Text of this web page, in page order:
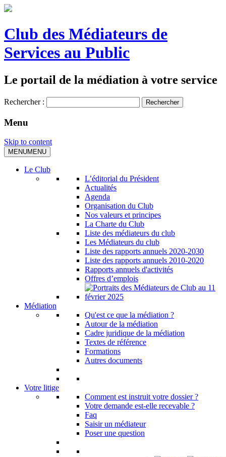
Club des Médiateurs de
Services au Public
Le portail de la médiation à votre service
Rechercher :
Menu
Skip to content
MENUMENU
Le Club
L’éditorial du Président
Actualités
Agenda
Organisation du Club
Nos valeurs et principes
La Charte du Club
Liste des médiateurs du club
Les Médiateurs du club
Liste des rapports annuels 2020-2030
Liste des rapports annuels 2010-2020
Rapports annuels d'activités
Offres d’emplois
Médiation
Qu'est ce que la médiation ?
Autour de la médiation
Cadre juridique de la médiation
Textes de référence
Formations
Autres documents
Votre litige
Comment est instruit votre dossier ?
Votre demande est-elle recevable ?
Faq
Saisir un médiateur
Poser une question